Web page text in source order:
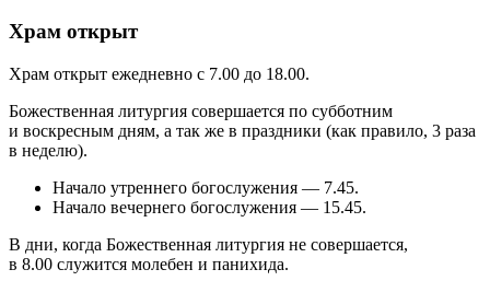
Храм открыт
Храм открыт ежедневно с 7.00 до 18.00.
Божественная литургия совершается по субботним
и воскресным дням, а так же в праздники (как правило, 3 раза
в неделю).
Начало утреннего богослужения — 7.45.
Начало вечернего богослужения — 15.45.
В дни, когда Божественная литургия не совершается,
в 8.00 служится молебен и панихида.